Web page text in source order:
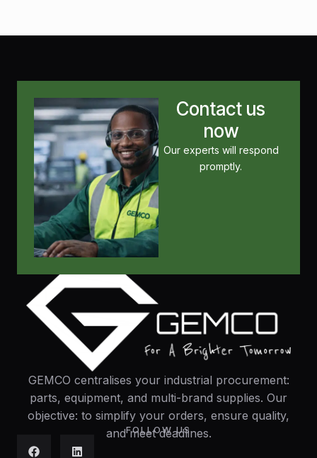
GEMCO centralises your industrial procurement:
parts, equipment, and multi-brand supplies. Our
objective: to simplify your orders, ensure quality,
and meet deadlines.
FOLLOW US
Contact us
now
Our experts will respond
promptly.